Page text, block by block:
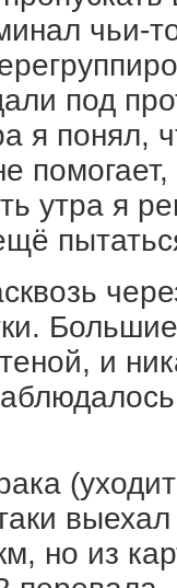
чьи-
под
я понял,
утра я
и
но из